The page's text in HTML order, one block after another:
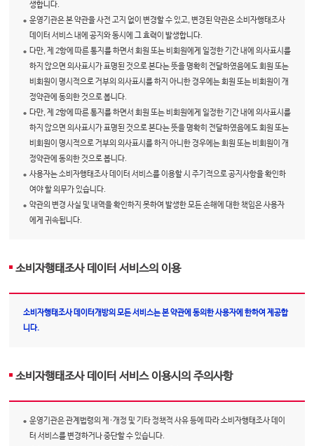
생합니다.
운영기관은 본 약관을 사전 고지 없이 변경할 수 있고, 변경된 약관은 소비자행태조사
데이터 서비스 내에 공지와 동시에 그 효력이 발생합니다.
다만, 제 2항에 따른 통지를 하면서 회원 또는 비회원에게 일정한 기간 내에 의사표시를
하지 않으면 의사표시가 표명된 것으로 본다는 뜻을 명확히 전달하였음에도 회원 또는
비회원이 명시적으로 거부의 의사표시를 하지 아니한 경우에는 회원 또는 비회원이 개
정약관에 동의한 것으로 봅니다.
다만, 제 2항에 따른 통지를 하면서 회원 또는 비회원에게 일정한 기간 내에 의사표시를
하지 않으면 의사표시가 표명된 것으로 본다는 뜻을 명확히 전달하였음에도 회원 또는
비회원이 명시적으로 거부의 의사표시를 하지 아니한 경우에는 회원 또는 비회원이 개
정약관에 동의한 것으로 봅니다.
사용자는 소비자행태조사 데이터 서비스를 이용할 시 주기적으로 공지사항을 확인하
여야 할 의무가 있습니다.
약관의 변경 사실 및 내역을 확인하지 못하여 발생한 모든 손해에 대한 책임은 사용자
에게 귀속됩니다.
소비자행태조사 데이터 서비스의 이용
소비자행태조사 데이터개방의 모든 서비스는 본 약관에 동의한 사용자에 한하여 제공합
니다.
소비자행태조사 데이터 서비스 이용시의 주의사항
운영기관은 관계법령의 제·개정 및 기타 정책적 사유 등에 따라 소비자행태조사 데이
터 서비스를 변경하거나 중단할 수 있습니다.